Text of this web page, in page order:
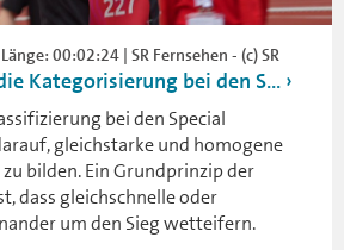
00:02:24 | SR Fernsehen - (c) SR
Kategorisierung bei den S...
bei den Special
gleichstarke und homogene
bilden. Ein Grundprinzip der
dass gleichschnelle oder
um den Sieg wetteifern.